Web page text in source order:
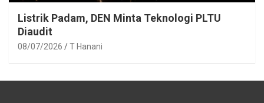
Listrik Padam, DEN Minta Teknologi PLTU
Diaudit
08/07/2026 T Hanani